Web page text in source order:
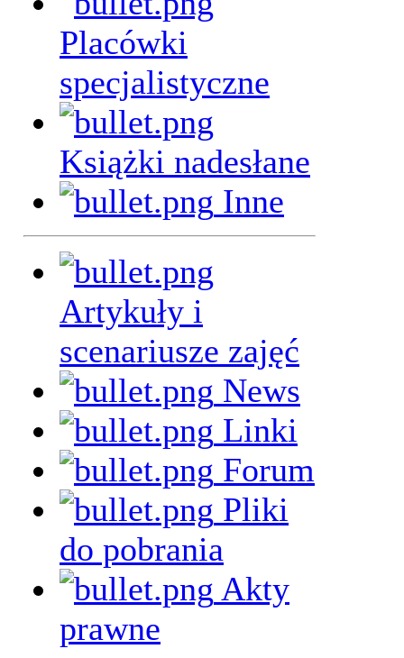
Placówki
specjalistyczne
Książki nadesłane
Inne
Artykuły i
scenariusze zajęć
News
Linki
Forum
Pliki
do pobrania
Akty
prawne